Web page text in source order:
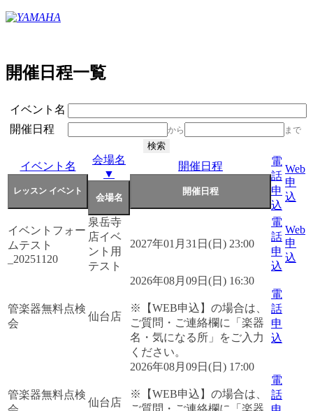
開催日程一覧
イベント名
開催日程
から まで
イベント名
会場名
▼
開催日程
電
話
申
込
Web
申
込
イベントフォー
ムテスト
_20251120
泉岳寺
店イベ
ント用
テスト
2027年01月31日(日) 23:00
電
話
申
込
Web
申
込
管楽器無料点検
会
仙台店
2026年08月09日(日) 16:30
※【WEB申込】の場合は、
ご質問・ご連絡欄に「楽器
名・気になる所」をご入力
ください。
電
話
申
込
管楽器無料点検
仙台店
2026年08月09日(日) 17:00
※【WEB申込】の場合は、
ご質問・ご連絡欄に「楽器
電
話